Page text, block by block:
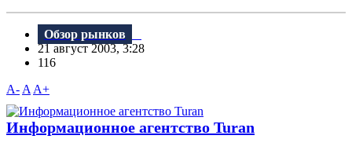
Обзор рынков
21 август 2003, 3:28
116
A- A A+
Информационное агентство Turan